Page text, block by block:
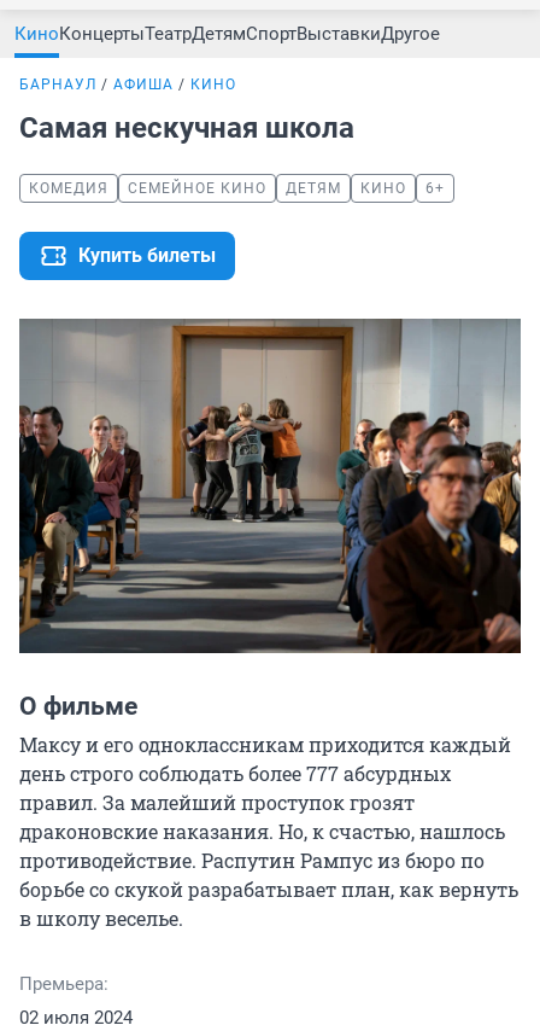
КиноКонцертыТеатрДетямСпортВыставкиДругое
БАРНАУЛ АФИША КИНО
Самая нескучная школа
КОМЕДИЯ СЕМЕЙНОЕ КИНО ДЕТЯМ КИНО 6+
Купить билеты
О фильме
Максу и его одноклассникам приходится каждый
день строго соблюдать более 777 абсурдных
правил. За малейший проступок грозят
драконовские наказания. Но, к счастью, нашлось
противодействие. Распутин Рампус из бюро по
борьбе со скукой разрабатывает план, как вернуть
в школу веселье.
Премьера:
02 июля 2024